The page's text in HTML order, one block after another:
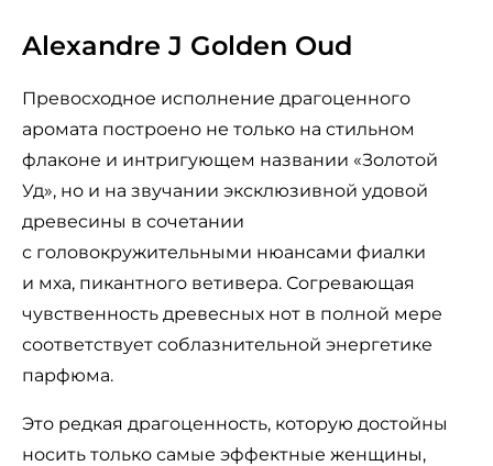
Alexandre J Golden Oud
Превосходное исполнение драгоценного
аромата построено не только на стильном
флаконе и интригующем названии «Золотой
Уд», но и на звучании эксклюзивной удовой
древесины в сочетании
с головокружительными нюансами фиалки
и мха, пикантного ветивера. Согревающая
чувственность древесных нот в полной мере
соответствует соблазнительной энергетике
парфюма.
Это редкая драгоценность, которую достойны
носить только самые эффектные женщины,